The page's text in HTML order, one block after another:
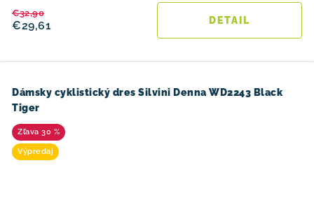
€29,61
€32,90
DETAIL
Dámsky cyklistický dres Silvini Denna WD2243 Black
Tiger
30 %
Výpredaj